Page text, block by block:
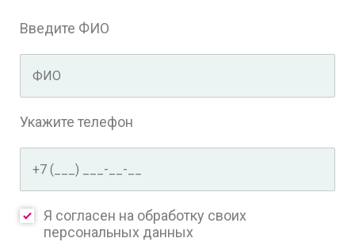
Введите ФИО
Укажите телефон
Я согласен на обработку своих
персональных данных